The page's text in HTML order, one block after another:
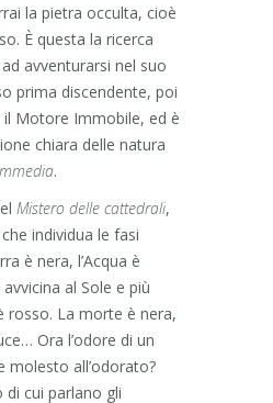
la pietra occulta, cioè
È questa la ricerca
avventurarsi nel suo
prima discendente, poi
il Motore Immobile, ed è
chiara delle natura
.
Mistero delle cattedrali,
individua le fasi
è nera, l’Acqua è
avvicina al Sole e più
rosso. La morte è nera,
Ora l’odore di un
all’odorato?
di cui parlano gli